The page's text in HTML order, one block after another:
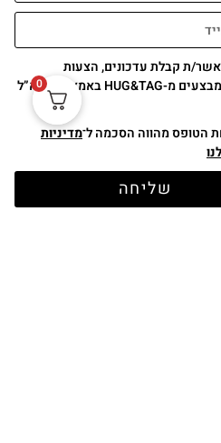
0
ת קבלת עדכונים, הצעות
שיווקיות ומבצעים מ-HUG&TAG באמצעות דוא”ל
הטופס מהווה הסכמה ל־מדיניות
שליחה